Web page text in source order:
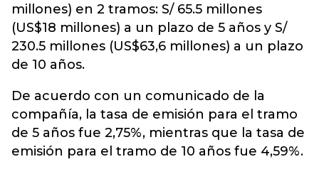
millones) en 2 tramos: S/ 65.5 millones
(US$18 millones) a un plazo de 5 años y S/
230.5 millones (US$63,6 millones) a un plazo
de 10 años.
De acuerdo con un comunicado de la
compañía, la tasa de emisión para el tramo
de 5 años fue 2,75%, mientras que la tasa de
emisión para el tramo de 10 años fue 4,59%.